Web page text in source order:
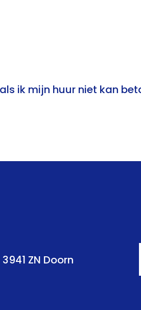
ik mijn huur niet kan
3941 ZN Doorn